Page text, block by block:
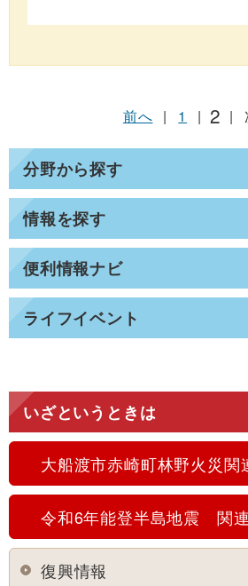
分野から探す
情報を探す
便利情報ナビ
ライフイベント
前へ | 1 | 2 |
いざというときは
大船渡市赤崎町林野火災関
令和6年能登半島地震 関
復興情報